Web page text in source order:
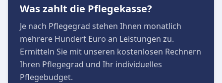
Was zahlt die Pflegekasse?
Je nach Pflegegrad stehen Ihnen monatlich
mehrere Hundert Euro an Leistungen zu.
Ermitteln Sie mit unseren kostenlosen Rechnern
Ihren Pflegegrad und Ihr individuelles
Pflegebudget.